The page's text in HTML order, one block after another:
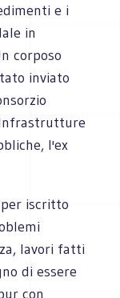
e i
in
corposo
inviato
l'ex
iscritto
lavori fatti
di essere
con